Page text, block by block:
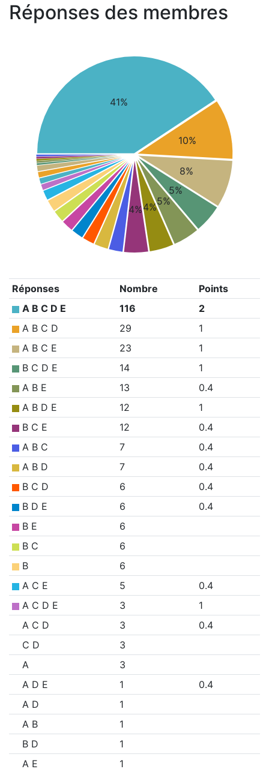
Réponses des membres
41%
10%
8%
5%
5%
4%
4%
Réponses Nombre
Points
A B C D E
116
2
A B C D
29
1
A B C E
23
1
B C D E
14
1
A B E
13
0.4
A B D E
12
1
B C E
12
0.4
A B C
7
0.4
A B D
7
0.4
B C D
6
0.4
B D E
6
0.4
B E
6
B C
6
B
6
A C E
5
0.4
A C D E
3
1
A C D
3
0.4
C D
3
A
3
A D E
1
0.4
A D
1
A B
1
B D
1
A E
1